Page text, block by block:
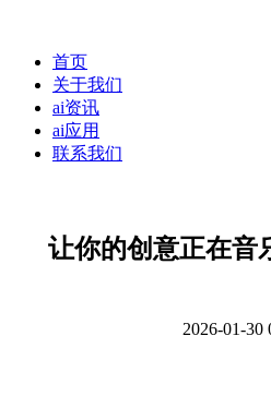
首页
关于我们
ai资讯
ai应用
联系我们
让你的创意正在音
2026-01-30